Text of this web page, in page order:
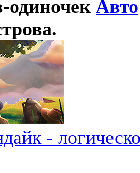
одиночек Авто
-